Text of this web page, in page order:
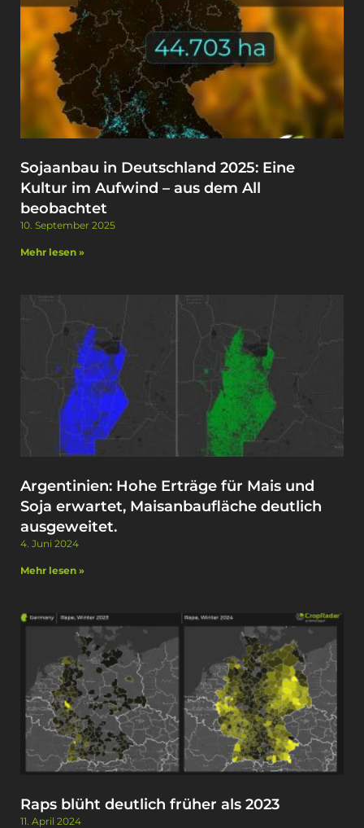
Sojaanbau in Deutschland 2025: Eine
Kultur im Aufwind – aus dem All
beobachtet
10. September 2025
Mehr lesen »
Argentinien: Hohe Erträge für Mais und
Soja erwartet, Maisanbaufläche deutlich
ausgeweitet. ​
4. Juni 2024
Mehr lesen »
Raps blüht deutlich früher als 2023
11. April 2024